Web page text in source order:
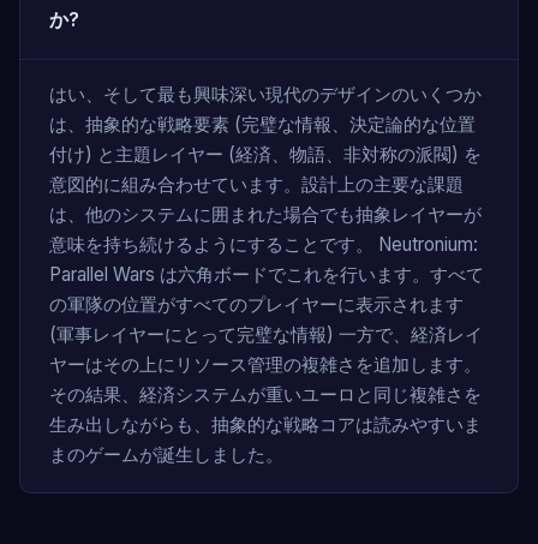
か?
はい、そして最も興味深い現代のデザインのいくつか
は、抽象的な戦略要素 (完璧な情報、決定論的な位置
付け) と主題レイヤー (経済、物語、非対称の派閥) を
意図的に組み合わせています。設計上の主要な課題
は、他のシステムに囲まれた場合でも抽象レイヤーが
意味を持ち続けるようにすることです。 Neutronium:
Parallel Wars は六角ボードでこれを行います。すべて
の軍隊の位置がすべてのプレイヤーに表示されます
(軍事レイヤーにとって完璧な情報) 一方で、経済レイ
ヤーはその上にリソース管理の複雑さを追加します。
その結果、経済システムが重いユーロと同じ複雑さを
生み出しながらも、抽象的な戦略コアは読みやすいま
まのゲームが誕生しました。